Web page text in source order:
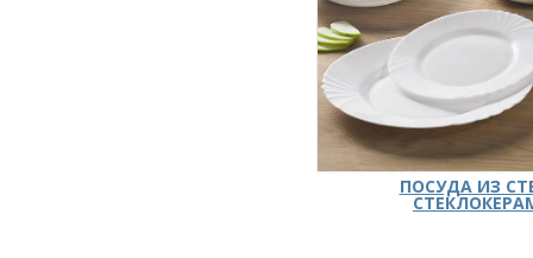
ПОСУДА ИЗ